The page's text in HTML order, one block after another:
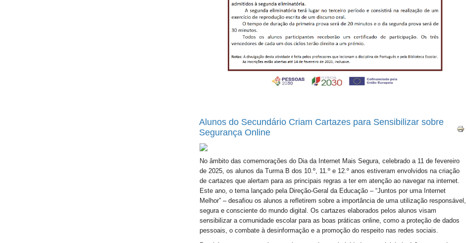
Alunos do Secundário Criam Cartazes para Sensibilizar sobre
Segurança Online
No âmbito das comemorações do Dia da Internet Mais Segura, celebrado a 11 de fevereiro
de 2025, os alunos da Turma B dos 10.º, 11.º e 12.º anos estiveram envolvidos na criação
de cartazes que alertam para as principais regras a ter em atenção ao navegar na internet.
Este ano, o tema lançado pela Direção-Geral da Educação – “Juntos por uma Internet
Melhor” – desafiou os alunos a refletirem sobre a importância de uma utilização responsável,
segura e consciente do mundo digital. Os cartazes elaborados pelos alunos visam
sensibilizar a comunidade escolar para as boas práticas online, como a proteção de dados
pessoais, o combate à desinformação e a promoção do respeito nas redes sociais.